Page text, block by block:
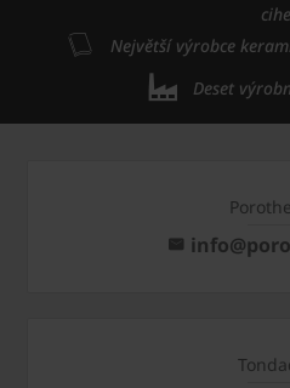
Největší výrobce
Deset